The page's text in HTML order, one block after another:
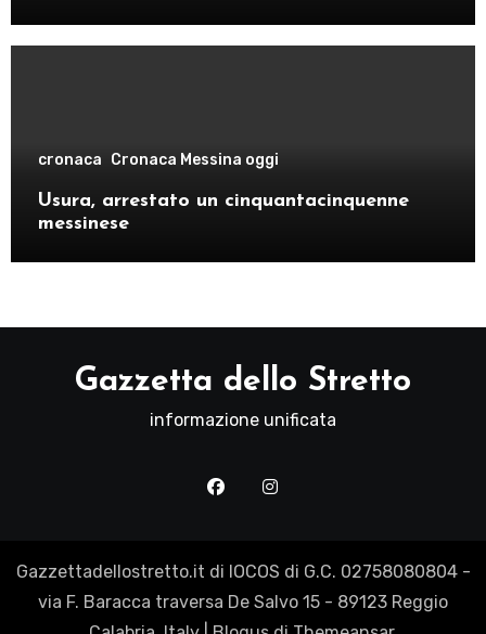
cronaca Cronaca Messina oggi
Usura, arrestato un cinquantacinquenne
messinese
Gazzetta dello Stretto
informazione unificata
Gazzettadellostretto.it di IOCOS di G.C. 02758080804 -
via F. Baracca traversa De Salvo 15 - 89123 Reggio